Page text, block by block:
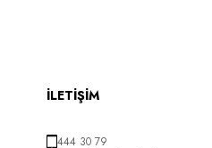
İLETİŞİM
444 30 79